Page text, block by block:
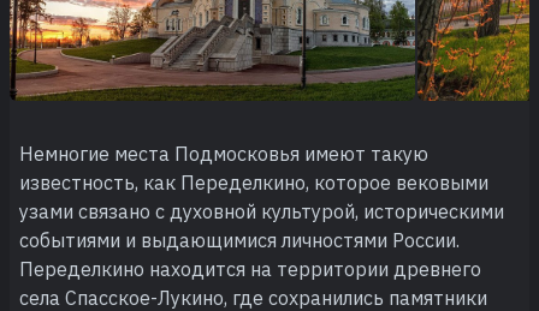
Немногие места Подмосковья имеют такую
известность, как Переделкино, которое вековыми
узами связано с духовной культурой, историческими
событиями и выдающимися личностями России.
Переделкино находится на территории древнего
села Спасское-Лукино, где сохранились памятники